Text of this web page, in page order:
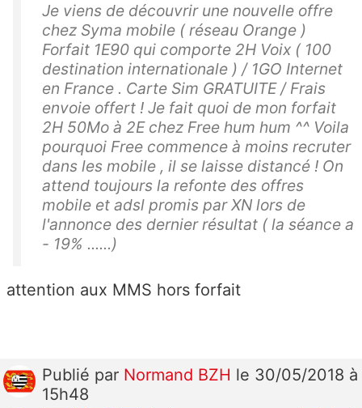
Je viens de découvrir une nouvelle offre
chez Syma mobile ( réseau Orange )
Forfait 1E90 qui comporte 2H Voix ( 100
destination internationale ) / 1GO Internet
en France . Carte Sim GRATUITE / Frais
envoie offert ! Je fait quoi de mon forfait
2H 50Mo à 2E chez Free hum hum ^^ Voila
pourquoi Free commence à moins recruter
dans les mobile , il se laisse distancé ! On
attend toujours la refonte des offres
mobile et adsl promis par XN lors de
l'annonce des dernier résultat ( la séance a
- 19% ......)
attention aux MMS hors forfait
Publié par Normand BZH le 30/05/2018 à
15h48